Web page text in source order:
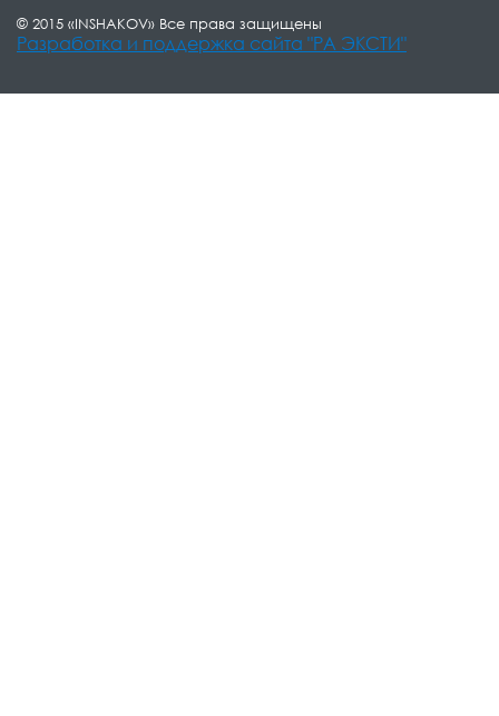
© 2015 «INSHAKOV» Все права защищены
Разработка и поддержка сайта "РА ЭКСТИ"